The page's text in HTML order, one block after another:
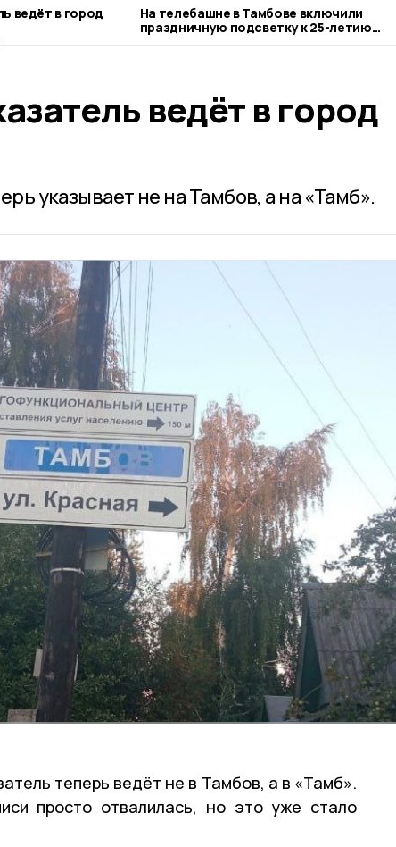
ведёт в город
На телебашне в Тамбове включили
праздничную подсветку к 25-летию
РТРС
ведёт в город
указывает не на Тамбов, а на «Тамб».
теперь ведёт не в Тамбов, а в «Тамб».
просто отвалилась, но это уже стало